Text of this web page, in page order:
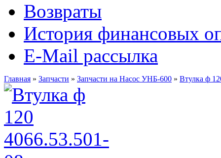
Возвраты
История финансовых
E-Mail рассылка
Главная » Запчасти » Запчасти на Насос УНБ-600 » Втулка ф